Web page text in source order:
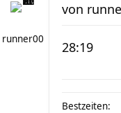
runner00
von
28:19
Bestzeiten: